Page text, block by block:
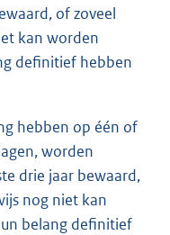
of zoveel
kan worden
definitief hebben
hebben op één of
worden
drie jaar bewaard,
nog niet kan
belang definitief